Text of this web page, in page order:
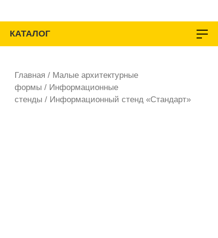
содержимому
КАТАЛОГ
Главная / Малые архитектурные
формы / Информационные
стенды / Информационный стенд «Стандарт»